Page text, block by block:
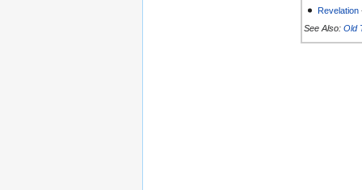
Revelation
See Also: Old